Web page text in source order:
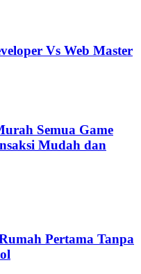
Vs Web Master
Semua Game
Mudah dan
Pertama Tanpa